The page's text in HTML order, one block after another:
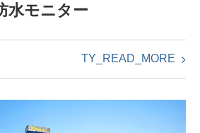
水モニター
TY_READ_MORE